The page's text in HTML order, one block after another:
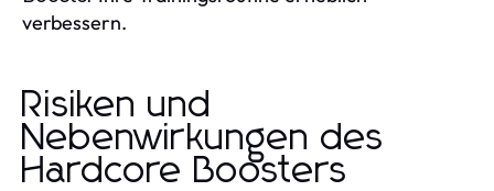
verbessern.
Risiken und
Nebenwirkungen des
Hardcore Boosters